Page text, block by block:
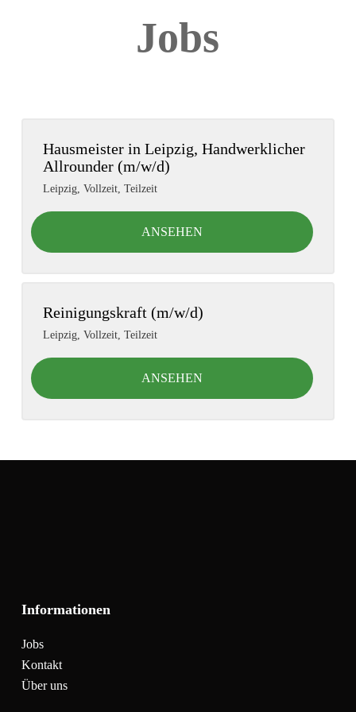
Jobs
Hausmeister in Leipzig, Handwerklicher
Allrounder (m/w/d)
Leipzig, Vollzeit, Teilzeit
ANSEHEN
Reinigungskraft (m/w/d)
Leipzig, Vollzeit, Teilzeit
ANSEHEN
Informationen
Jobs
Kontakt
Über uns